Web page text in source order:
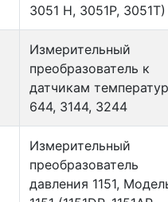
3051 Н, 3051Р, 3051Т)
Измерительный
преобразователь к
датчикам
644, 3144, 3244
Измерительный
преобразователь
давления 1151,